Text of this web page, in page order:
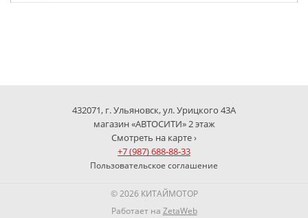
432071, г. Ульяновск, ул. Урицкого 43А
магазин «АВТОСИТИ» 2 этаж
Смотреть на карте ›
+7 (987) 688-88-33
Пользовательское соглашение
© 2026 КИТАЙМОТОР
Работает на ZetaWeb